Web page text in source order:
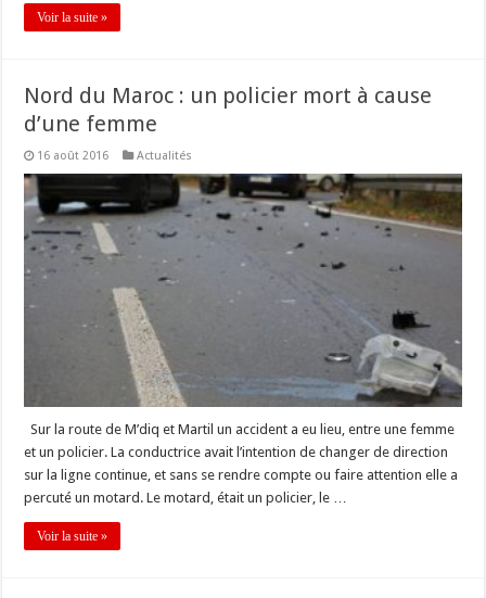
Voir la suite »
Nord du Maroc : un policier mort à cause
d’une femme
16 août 2016 Actualités
Sur la route de M’diq et Martil un accident a eu lieu, entre une femme
et un policier. La conductrice avait l’intention de changer de direction
sur la ligne continue, et sans se rendre compte ou faire attention elle a
percuté un motard. Le motard, était un policier, le …
Voir la suite »